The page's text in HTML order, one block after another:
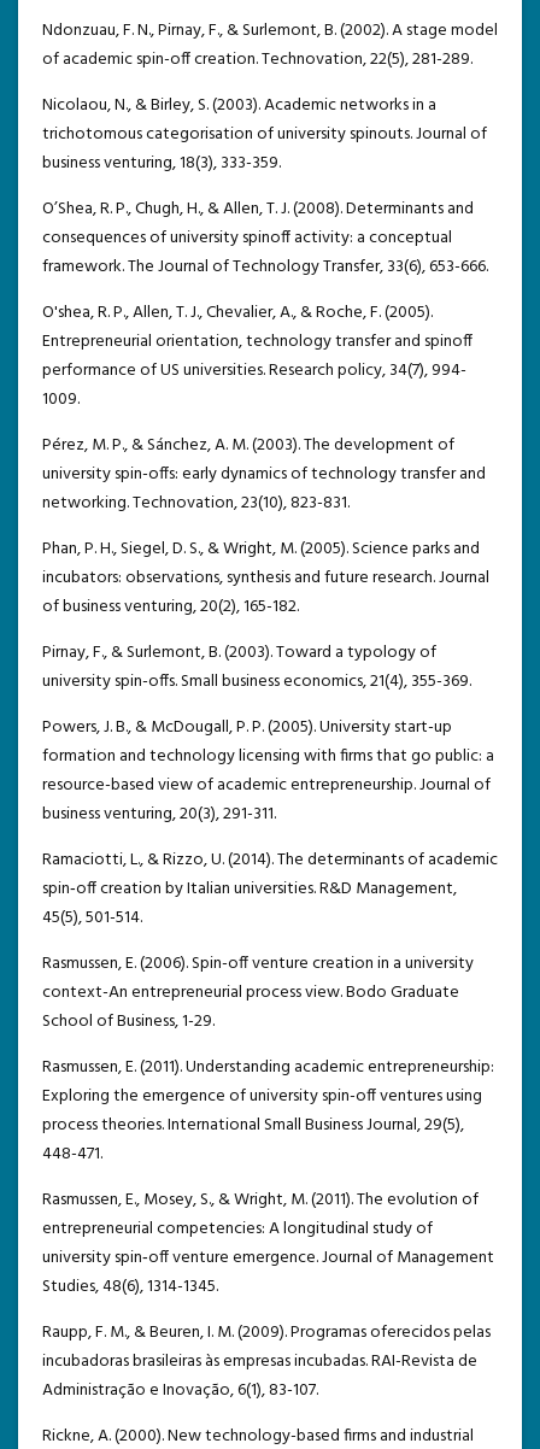
Ndonzuau, F. N., Pirnay, F., & Surlemont, B. (2002). A stage model
of academic spin-off creation. Technovation, 22(5), 281-289.
Nicolaou, N., & Birley, S. (2003). Academic networks in a
trichotomous categorisation of university spinouts. Journal of
business venturing, 18(3), 333-359.
O’Shea, R. P., Chugh, H., & Allen, T. J. (2008). Determinants and
consequences of university spinoff activity: a conceptual
framework. The Journal of Technology Transfer, 33(6), 653-666.
O'shea, R. P., Allen, T. J., Chevalier, A., & Roche, F. (2005).
Entrepreneurial orientation, technology transfer and spinoff
performance of US universities. Research policy, 34(7), 994-
1009.
Pérez, M. P., & Sánchez, A. M. (2003). The development of
university spin-offs: early dynamics of technology transfer and
networking. Technovation, 23(10), 823-831.
Phan, P. H., Siegel, D. S., & Wright, M. (2005). Science parks and
incubators: observations, synthesis and future research. Journal
of business venturing, 20(2), 165-182.
Pirnay, F., & Surlemont, B. (2003). Toward a typology of
university spin-offs. Small business economics, 21(4), 355-369.
Powers, J. B., & McDougall, P. P. (2005). University start-up
formation and technology licensing with firms that go public: a
resource-based view of academic entrepreneurship. Journal of
business venturing, 20(3), 291-311.
Ramaciotti, L., & Rizzo, U. (2014). The determinants of academic
spin‐off creation by Italian universities. R&D Management,
45(5), 501-514.
Rasmussen, E. (2006). Spin-off venture creation in a university
context-An entrepreneurial process view. Bodo Graduate
School of Business, 1-29.
Rasmussen, E. (2011). Understanding academic entrepreneurship:
Exploring the emergence of university spin-off ventures using
process theories. International Small Business Journal, 29(5),
448-471.
Rasmussen, E., Mosey, S., & Wright, M. (2011). The evolution of
entrepreneurial competencies: A longitudinal study of
university spin‐off venture emergence. Journal of Management
Studies, 48(6), 1314-1345.
Raupp, F. M., & Beuren, I. M. (2009). Programas oferecidos pelas
incubadoras brasileiras às empresas incubadas. RAI-Revista de
Administração e Inovação, 6(1), 83-107.
Rickne, A. (2000). New technology-based firms and industrial